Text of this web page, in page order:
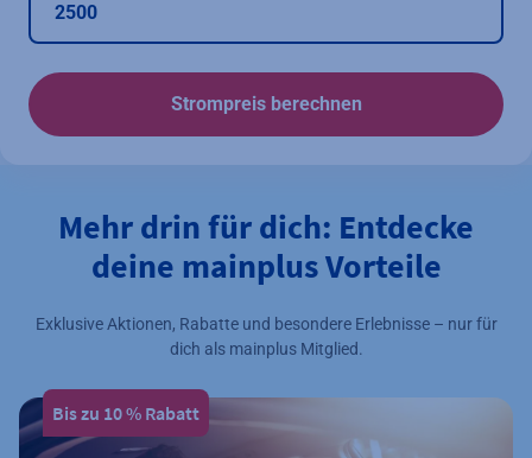
Strompreis berechnen
Mehr drin für dich: Entdecke
deine mainplus Vorteile
Exklusive Aktionen, Rabatte und besondere Erlebnisse – nur für
dich als mainplus Mitglied.
Bis zu 10 % Rabatt